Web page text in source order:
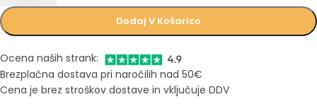
Dodaj V Košarico
Ocena naših strank:
Brezplačna dostava pri naročilih nad 50€
Cena je brez stroškov dostave in vključuje DDV